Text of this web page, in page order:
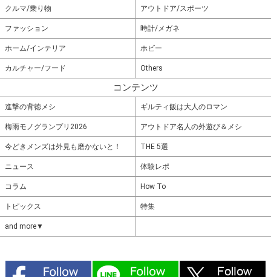
クルマ/乗り物 アウトドア/スポーツ
ファッション 時計/メガネ
ホーム/インテリア ホビー
カルチャー/フード Others
コンテンツ
進撃の背徳メシ ギルティ飯は大人のロマン
梅雨モノグランプリ2026 アウトドア名人の外遊び＆メシ
今どきメンズは外見も磨かないと！ THE 5選
ニュース 体験レポ
コラム How To
トピックス 特集
and more▼